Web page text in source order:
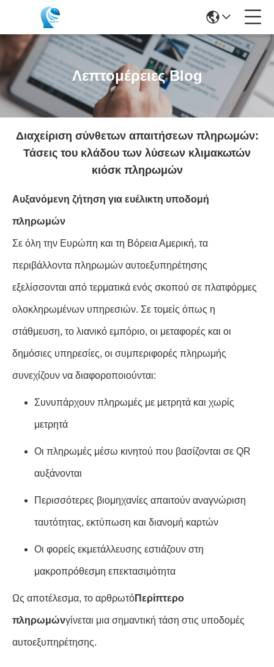
Λεπτομέρειες Blog
Διαχείριση σύνθετων απαιτήσεων πληρωμών:
Τάσεις του κλάδου των λύσεων κλιμακωτών
κιόσκ πληρωμών
Αυξανόμενη ζήτηση για ευέλικτη υποδομή
πληρωμών
Σε όλη την Ευρώπη και τη Βόρεια Αμερική, τα
περιβάλλοντα πληρωμών αυτοεξυπηρέτησης
εξελίσσονται από τερματικά ενός σκοπού σε πλατφόρμες
ολοκληρωμένων υπηρεσιών. Σε τομείς όπως η
στάθμευση, το λιανικό εμπόριο, οι μεταφορές και οι
δημόσιες υπηρεσίες, οι συμπεριφορές πληρωμής
συνεχίζουν να διαφοροποιούνται:
Συνυπάρχουν πληρωμές με μετρητά και χωρίς
μετρητά
Οι πληρωμές μέσω κινητού που βασίζονται σε QR
αυξάνονται
Περισσότερες βιομηχανίες απαιτούν αναγνώριση
ταυτότητας, εκτύπωση και διανομή καρτών
Οι φορείς εκμετάλλευσης εστιάζουν στη
μακροπρόθεσμη επεκτασιμότητα
Ως αποτέλεσμα, το αρθρωτόΠερίπτερο
πληρωμώνγίνεται μια σημαντική τάση στις υποδομές
αυτοεξυπηρέτησης.